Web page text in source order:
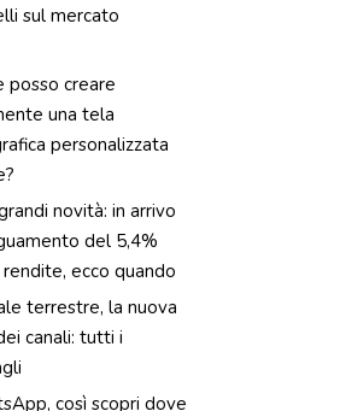
sul mercato
posso creare
una tela
personalizzata
novità: in arrivo
del 5,4%
ecco quando
terrestre, la nuova
canali: tutti i
così scopri dove